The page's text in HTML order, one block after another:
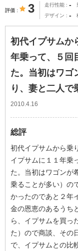
評価 3 走行性能 -
デザイン -
初代イプサムか
年乗って、５回
た。当初はワゴ
り、妻と二人で
2010.4.16
総評
初代イプサムから乗
イプサムに１１年乗
た。当初はワゴンが
乗ることが多い）の
かったのであと２年
金の恩恵のあるうち
ら、イプサムを買っ
た）ので商談、その
で、イプサムとの比